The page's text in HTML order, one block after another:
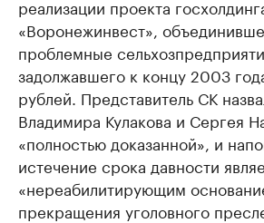
реализации проекта
«Воронежинвест»,
проблемные
задолжавшего к концу 2003
рублей. Представитель СК
Владимира Кулакова и Сергея
«полностью доказанной», и
истечение срока давности
«нереабилитирующим
прекращения уголовного